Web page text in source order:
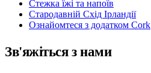
Стежка їжі та напоїв
Стародавній Схід Ірландії
Ознайомтеся з додатком Cork
Зв'яжіться з нами